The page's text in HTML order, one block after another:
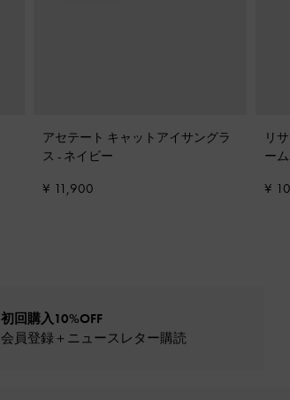
アセテート キャットアイサングラ
ス - ネイビー
¥ 11,900
リ
ー
¥
初回購入10%OFF
会員登録＋ニュースレター購読